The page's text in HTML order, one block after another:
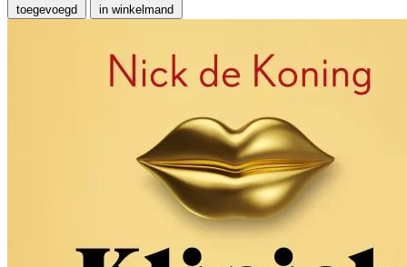
toegevoegd in winkelmand